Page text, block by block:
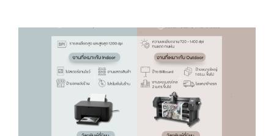
มัน
ไม่
ได้
มี
ดี
แค่
“เงา
สวย”